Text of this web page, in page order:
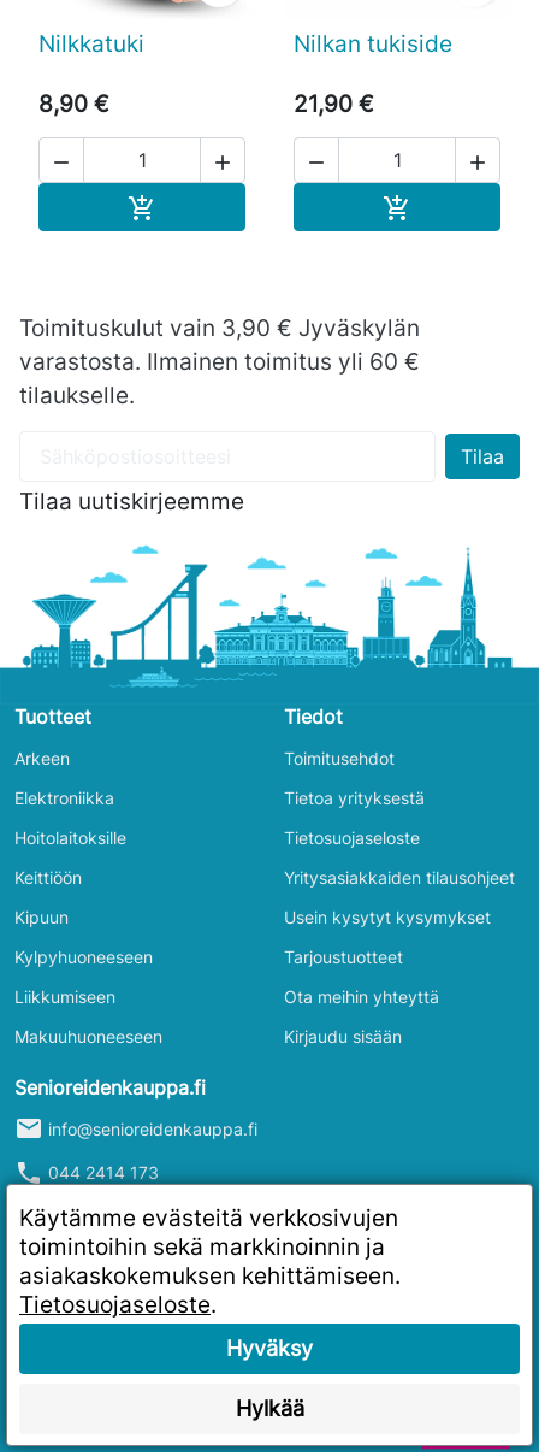
Nilkkatuki
8,90 €
 

Nilkan tukiside
21,90 €
 

Toimituskulut vain 3,90 € Jyväskylän
varastosta. Ilmainen toimitus yli 60 €
tilaukselle.
Tilaa uutiskirjeemme
Tuotteet
Arkeen
Elektroniikka
Hoitolaitoksille
Keittiöön
Kipuun
Kylpyhuoneeseen
Liikkumiseen
Makuuhuoneeseen
Tiedot
Toimitusehdot
Tietoa yrityksestä
Tietosuojaseloste
Yritysasiakkaiden tilausohjeet
Usein kysytyt kysymykset
Tarjoustuotteet
Ota meihin yhteyttä
Kirjaudu sisään
Senioreidenkauppa.fi
mail info@senioreidenkauppa.fi
phone 044 2414 173
infoY-tunnus: 2986916-4
Käytämme evästeitä verkkosivujen
toimintoihin sekä markkinoinnin ja
asiakaskokemuksen kehittämiseen.
Tietosuojaseloste.
Hyväksy
Hylkää